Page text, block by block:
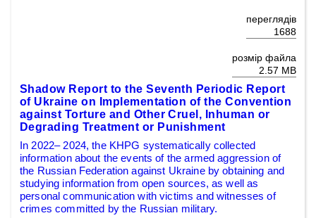
переглядів
1688
розмір файла
2.57 MB
Shadow Report to the Seventh Periodic Report
of Ukraine on Implementation of the Convention
against Torture and Other Cruel, Inhuman or
Degrading Treatment or Punishment
In 2022– 2024, the KHPG systematically collected
information about the events of the armed aggression of
the Russian Federation against Ukraine by obtaining and
studying information from open sources, as well as
personal communication with victims and witnesses of
crimes committed by the Russian military.